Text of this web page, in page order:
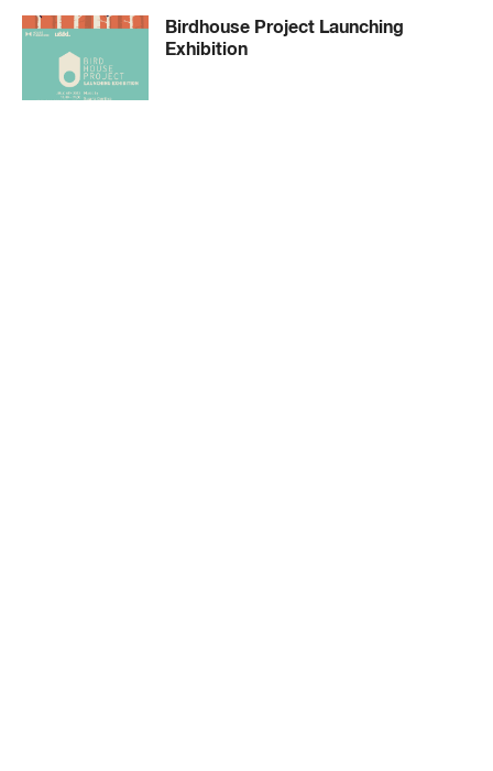
Birdhouse Project Launching
Exhibition